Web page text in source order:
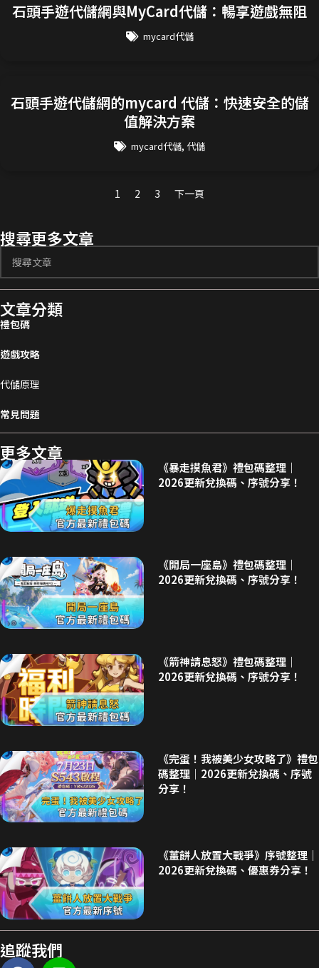
石頭手遊代儲網與MyCard代儲：暢享遊戲無阻
mycard代儲
石頭手遊代儲網的mycard 代儲：快速安全的儲
值解決方案
mycard代儲, 代儲
1 2 3 下一頁
搜尋更多文章
文章分類
禮包碼
遊戲攻略
代儲原理
常見問題
更多文章
《暴走摸魚君》禮包碼整理｜
2026更新兌換碼、序號分享！
《開局一座島》禮包碼整理｜
2026更新兌換碼、序號分享！
《箭神請息怒》禮包碼整理｜
2026更新兌換碼、序號分享！
《完蛋！我被美少女攻略了》禮包
碼整理｜2026更新兌換碼、序號
分享！
《薑餅人放置大戰爭》序號整理｜
2026更新兌換碼、優惠券分享！
追蹤我們